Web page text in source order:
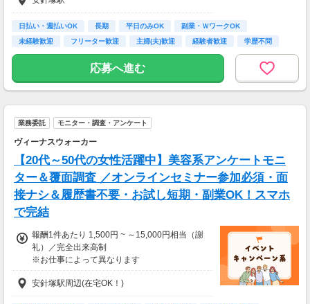
248,000円～310,000円
日払い・週払いOK 長期 平日のみOK
副業・ＷワークOK
未経験歓迎
フリーター歓迎 主婦(夫)歓迎 経験者歓迎 学歴不問
応募へ進む
業務委託 モニター・調査・アンケート
ヴィーナスウォーカー
【20代～50代の女性活躍中】美容系アンケートモニ
ター＆覆面調査 ／オンラインセミナー参加必須・面
接ナシ＆履歴書不要・お試し短期・副業OK！スマホ
で完結
報酬1件あたり 1,500円 ~ ～15,000円相当（謝
礼）／完全出来高制
※お仕事によって異なります
※アンケート回答後、内容確認・承認を経て謝
礼をお支払いします
安針塚駅周辺(在宅OK！)